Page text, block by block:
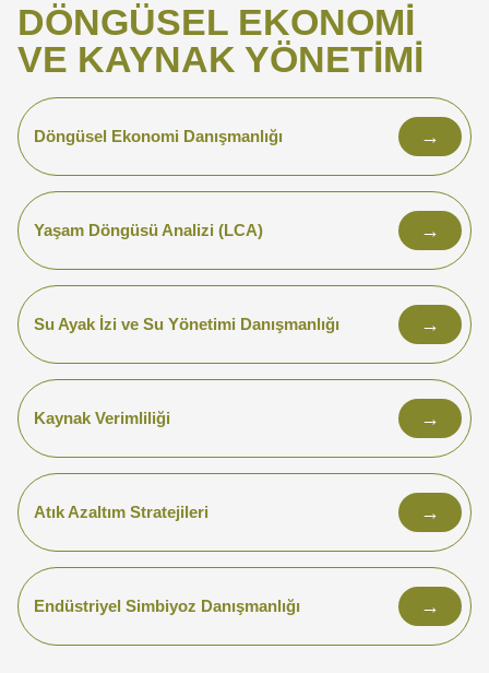
DÖNGÜSEL EKONOMİ
VE KAYNAK YÖNETİMİ
Döngüsel Ekonomi Danışmanlığı →
Yaşam Döngüsü Analizi (LCA) →
Su Ayak İzi ve Su Yönetimi Danışmanlığı →
Kaynak Verimliliği →
Atık Azaltım Stratejileri →
Endüstriyel Simbiyoz Danışmanlığı →